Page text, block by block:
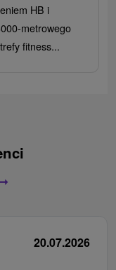
HB i
metrowego
fitness...
20.07.2026